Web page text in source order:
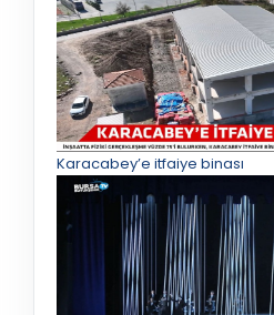
Karacabey’e itfaiye binası